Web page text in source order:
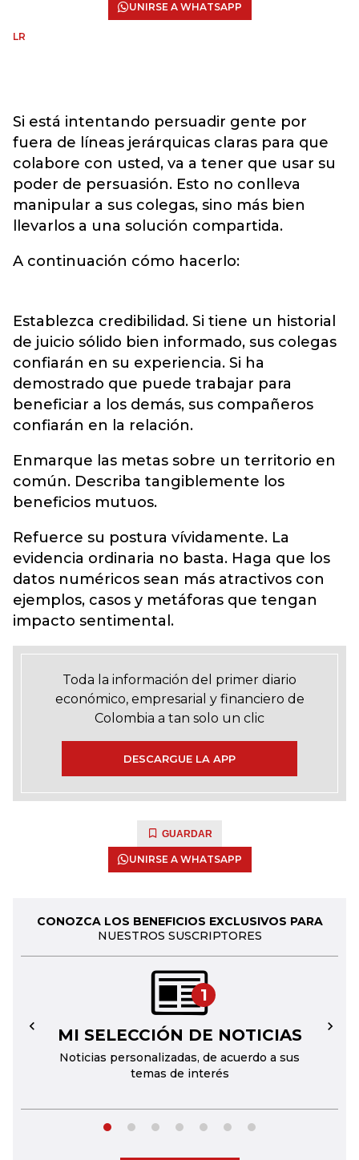
UNIRSE A WHATSAPP
LR
Si está intentando persuadir gente por
fuera de líneas jerárquicas claras para que
colabore con usted, va a tener que usar su
poder de persuasión. Esto no conlleva
manipular a sus colegas, sino más bien
llevarlos a una solución compartida.
A continuación cómo hacerlo:
Establezca credibilidad. Si tiene un historial
de juicio sólido bien informado, sus colegas
confiarán en su experiencia. Si ha
demostrado que puede trabajar para
beneficiar a los demás, sus compañeros
confiarán en la relación.
Enmarque las metas sobre un territorio en
común. Describa tangiblemente los
beneficios mutuos.
Refuerce su postura vívidamente. La
evidencia ordinaria no basta. Haga que los
datos numéricos sean más atractivos con
ejemplos, casos y metáforas que tengan
impacto sentimental.
Toda la información del primer diario
económico, empresarial y financiero de
Colombia a tan solo un clic
DESCARGUE LA APP
GUARDAR
UNIRSE A WHATSAPP
CONOZCA LOS BENEFICIOS EXCLUSIVOS PARA
NUESTROS SUSCRIPTORES
1
MI SELECCIÓN DE NOTICIAS
Noticias personalizadas, de acuerdo a sus
temas de interés
← →